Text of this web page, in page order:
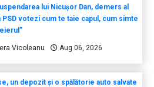
lui Nicușor Dan, demers al
PSD votezi cum te taie capul, cum simte
Vicoleanu Aug 06, 2026
un depozit și o spălătorie auto salvate